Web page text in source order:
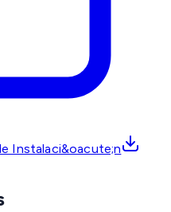
Instalaci&oacute;n